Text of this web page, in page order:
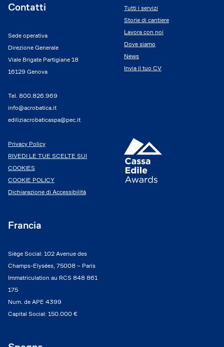
Contatti
Sede operativa
Direzione Generale
Viale Brigate Partigiane 18
16129 Genova
Tel. 800.826.969
info@acrobatica.it
ediliziacrobaticaspa@pec.it
Tutti i servizi
Storie di cantiere
Lavora con noi
Dove siamo
News
Invia il tuo CV
Privacy Policy
RIVEDI LE TUE SCELTE SUI
COOKIES
COOKIE POLICY
Dichiarazione di Accessibilità
Francia
Siège Social: 102 Avenue des
Champs-Elysées, 75008 – Paris
Immatriculation au RCS 848 861
175
Num. de APE 4399
Capital Social: 150.000 €